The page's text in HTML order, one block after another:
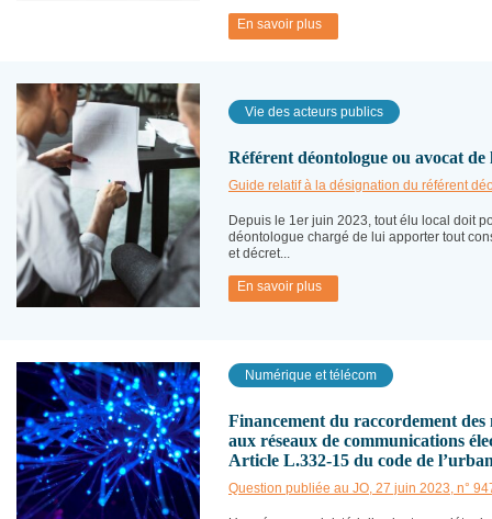
En savoir plus
Vie des acteurs publics
Référent déontologue ou avocat
Guide relatif à la désignation du référent
Depuis le 1er juin 2023, tout élu local doit
déontologue chargé de lui apporter tout
et décret...
En savoir plus
Numérique et télécom
Financement du raccordement des
aux réseaux de communications
Article L.332-15 du code de
Question publiée au JO, 27 juin 2023, n°